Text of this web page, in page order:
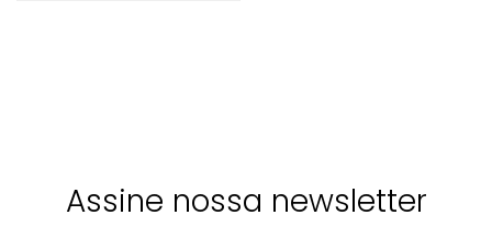
Assine nossa newsletter